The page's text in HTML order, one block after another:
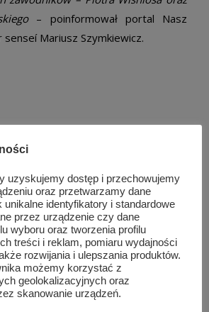
– poinformował portal Nasz
senseí Mariusz Szymkiewicz.
uzyskujemy dostęp i przechowujemy
oraz przetwarzamy dane
unikalne identyfikatory i standardowe
przez urządzenie czy dane
wyboru oraz tworzenia profilu
treści i reklam, pomiaru wydajności
rozwijania i ulepszania produktów.
możemy korzystać z
geolokalizacyjnych oraz
skanowanie urządzeń.